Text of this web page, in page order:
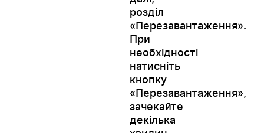
розділ
«Перезавантаження».
При
необхідності
натисніть
кнопку
«Перезавантаження»,
зачекайте
декілька